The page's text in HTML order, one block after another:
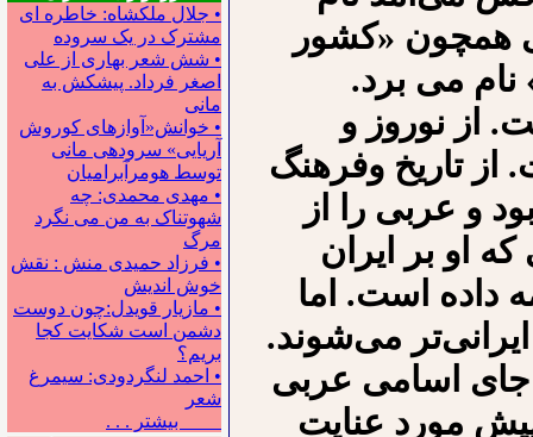
• جلال ملکشاه: خاطره ای
مشترک در یک سروده
• شش شعر بهاری از علی
اصغر فرداد. پیشکش به
مانی
• خوانش«آوازهای کوروش
آریایی» سروده‍ی مانی
توسط هومرآبرامیان
• مهدی محمدی: چه
شهوتناک به من می نگرد
مرگ
• فرزاد حمیدی منش : نقش
خوش اندیش
• مازیار قویدل:چون دوست
دشمن است شکایت کجا
بریم؟
• احمد لنگردودی: سیمرغ
شعر
بیشتر . . .
همچون «کشور
نام می برد.
از نوروز و
تاریخ وفرهنگ
و عربی را از
او بر ایران
ادامه داده است. اما
می‌شوند.
جای اسامی عربی
مورد عنایت